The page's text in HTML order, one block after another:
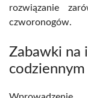
rozwiązanie
czworonogów.
Zabawki na